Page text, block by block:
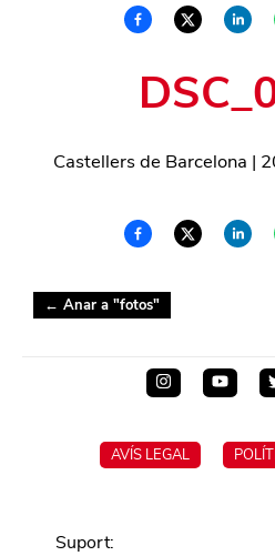
Castellers de Barcelona |
← Anar a "fotos"
AVÍS LEGAL
Suport: